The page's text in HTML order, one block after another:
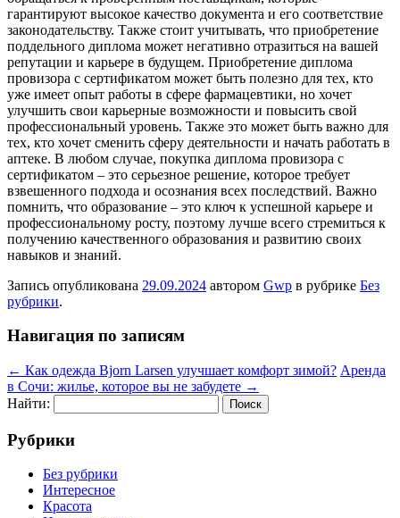
гарантируют высокое качество документа и его соответствие
законодательству. Также стоит учитывать, что приобретение
поддельного диплома может негативно отразиться на вашей
репутации и карьере в будущем. Приобретение диплома
провизора с сертификатом может быть полезно для тех, кто
уже имеет опыт работы в сфере фармацевтики, но хочет
улучшить свои карьерные возможности и повысить свой
профессиональный уровень. Также это может быть важно для
тех, кто хочет сменить сферу деятельности и начать работать в
аптеке. В любом случае, покупка диплома провизора с
сертификатом – это серьезное решение, которое требует
взвешенного подхода и осознания всех последствий. Важно
помнить, что образование – это ключ к успешной карьере и
профессиональному росту, поэтому лучше всего стремиться к
получению качественного образования и развитию своих
навыков и знаний.
Запись опубликована 29.09.2024 автором Gwp в рубрике Без
рубрики.
Навигация по записям
← Как одежда Bjorn Larsen улучшает комфорт зимой? Аренда
в Сочи: жилье, которое вы не забудете →
Найти:
Рубрики
Без рубрики
Интересное
Красота